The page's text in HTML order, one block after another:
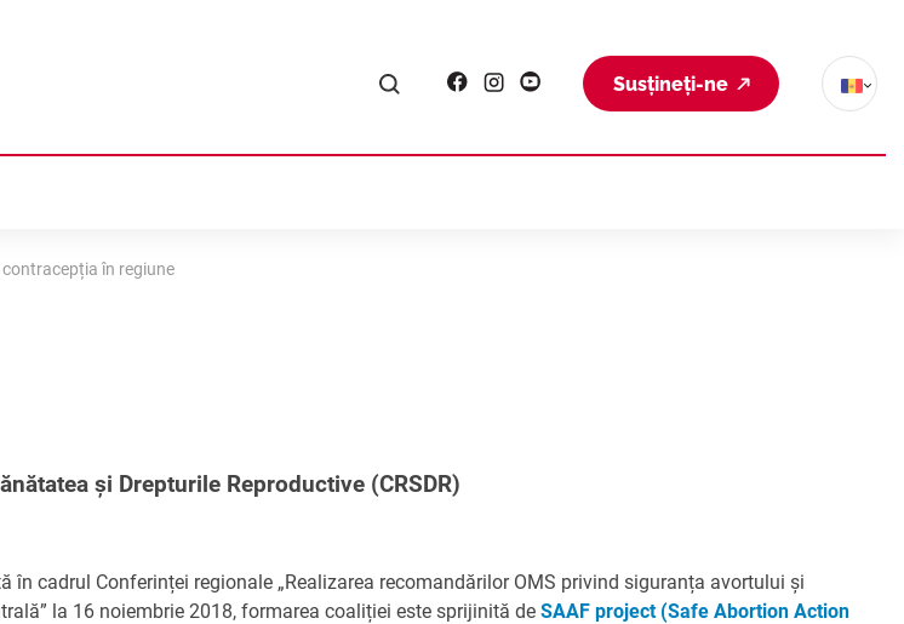
Susțineți-ne
în regiune
și Drepturile Reproductive (CRSDR)
cadrul Conferinței regionale „Realizarea recomandărilor OMS privind siguranța avortului și
la 16 noiembrie 2018, formarea coaliției este sprijinită de SAAF project (Safe Abortion Action